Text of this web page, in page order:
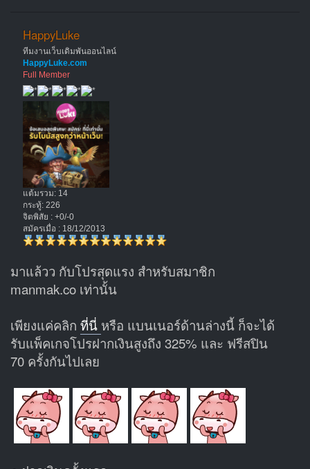
HappyLuke
ทีมงานเว็บเดิมพันออนไลน์
HappyLuke.com
Full Member
แต้มรวม: 14
กระทู้: 226
จิตพิสัย : +0/-0
สมัครเมื่อ : 18/12/2013
มาแล้วว กับโปรสุดแรง สำหรับสมาชิก
manmak.co เท่านั้น
เพียงแค่คลิก ที่นี่ หรือ แบนเนอร์ด้านล่างนี้ ก็จะได้
รับแพ็คเกจโปรฝากเงินสูงถึง 325% และ ฟรีสปิน
70 ครั้งกันไปเลย